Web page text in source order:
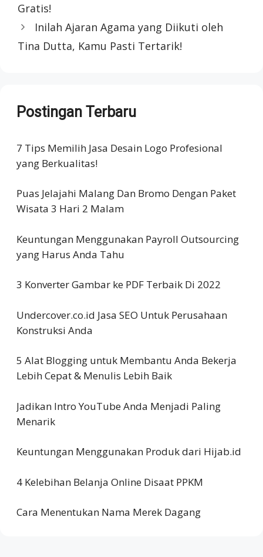
Gratis!
Inilah Ajaran Agama yang Diikuti oleh
Tina Dutta, Kamu Pasti Tertarik!
Postingan Terbaru
7 Tips Memilih Jasa Desain Logo Profesional
yang Berkualitas!
Puas Jelajahi Malang Dan Bromo Dengan Paket
Wisata 3 Hari 2 Malam
Keuntungan Menggunakan Payroll Outsourcing
yang Harus Anda Tahu
3 Konverter Gambar ke PDF Terbaik Di 2022
Undercover.co.id Jasa SEO Untuk Perusahaan
Konstruksi Anda
5 Alat Blogging untuk Membantu Anda Bekerja
Lebih Cepat & Menulis Lebih Baik
Jadikan Intro YouTube Anda Menjadi Paling
Menarik
Keuntungan Menggunakan Produk dari Hijab.id
4 Kelebihan Belanja Online Disaat PPKM
Cara Menentukan Nama Merek Dagang